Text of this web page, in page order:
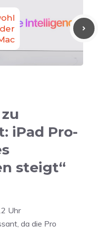
iPad Pro-
steigt“
Uhr
da die Pro